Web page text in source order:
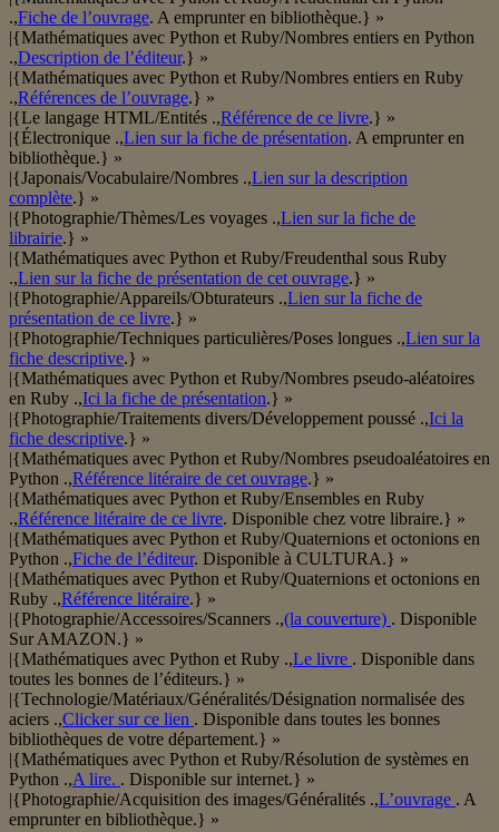
.,Fiche de l’ouvrage. A emprunter en bibliothèque.} »
|{Mathématiques avec Python et Ruby/Nombres entiers en Python
.,Description de l’éditeur.} »
|{Mathématiques avec Python et Ruby/Nombres entiers en Ruby
.,Références de l’ouvrage.} »
|{Le langage HTML/Entités .,Référence de ce livre.} »
|{Électronique .,Lien sur la fiche de présentation. A emprunter en
bibliothèque.} »
|{Japonais/Vocabulaire/Nombres .,Lien sur la description
complète.} »
|{Photographie/Thèmes/Les voyages .,Lien sur la fiche de
librairie.} »
|{Mathématiques avec Python et Ruby/Freudenthal sous Ruby
.,Lien sur la fiche de présentation de cet ouvrage.} »
|{Photographie/Appareils/Obturateurs .,Lien sur la fiche de
présentation de ce livre.} »
|{Photographie/Techniques particulières/Poses longues .,Lien sur la
fiche descriptive.} »
|{Mathématiques avec Python et Ruby/Nombres pseudo-aléatoires
en Ruby .,Ici la fiche de présentation.} »
|{Photographie/Traitements divers/Développement poussé .,Ici la
fiche descriptive.} »
|{Mathématiques avec Python et Ruby/Nombres pseudoaléatoires en
Python .,Référence litéraire de cet ouvrage.} »
|{Mathématiques avec Python et Ruby/Ensembles en Ruby
.,Référence litéraire de ce livre. Disponible chez votre libraire.} »
|{Mathématiques avec Python et Ruby/Quaternions et octonions en
Python .,Fiche de l’éditeur. Disponible à CULTURA.} »
|{Mathématiques avec Python et Ruby/Quaternions et octonions en
Ruby .,Référence litéraire.} »
|{Photographie/Accessoires/Scanners .,(la couverture) . Disponible
Sur AMAZON.} »
|{Mathématiques avec Python et Ruby .,Le livre . Disponible dans
toutes les bonnes de l’éditeurs.} »
|{Technologie/Matériaux/Généralités/Désignation normalisée des
aciers .,Clicker sur ce lien . Disponible dans toutes les bonnes
bibliothèques de votre département.} »
|{Mathématiques avec Python et Ruby/Résolution de systèmes en
Python .,A lire. . Disponible sur internet.} »
|{Photographie/Acquisition des images/Généralités .,L’ouvrage . A
emprunter en bibliothèque.} »